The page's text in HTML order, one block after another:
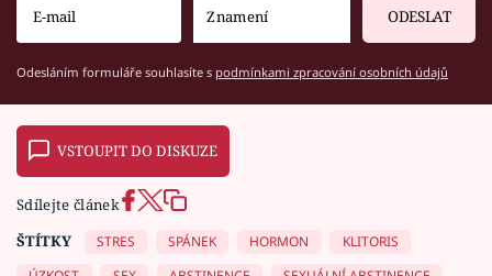
ODESLAT
Odesláním formuláře souhlasíte s podmínkami zpracování osobních údajů
VSTOUPIT DO DISKUZE
Sdílejte článek
ŠTÍTKY
STRES SPÁNEK HORMON
KLITORIS